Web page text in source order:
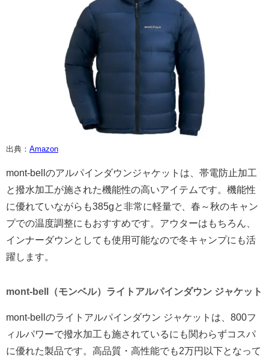
出典： Amazon
mont-bellのアルパインダウンジャケットは、帯電防止加工
と撥水加工が施された機能性の高いアイテムです。機能性
に優れていながらも385gと非常に軽量で、春～秋のキャン
プでの温度調整にもおすすめです。アウターはもちろん、
インナーダウンとしても使用可能なので冬キャンプにも活
躍します。
mont-bell（モンベル）ライトアルパインダウン ジャケット
mont-bellのライトアルパインダウン ジャケットは、800フ
ィルパワーで撥水加工も施されているにも関わらずコスパ
に優れた製品です。高品質・高性能でも2万円以下となって